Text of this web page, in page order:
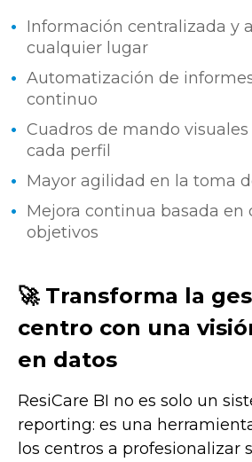
Información centralizada y
cualquier lugar
Automatización de
continuo
Cuadros de mando
cada perfil
Mayor agilidad en la toma
Mejora continua basada en
objetivos
🚀 Transforma la
centro con una
en datos
ResiCare BI no es solo un
reporting: es una
los centros a profesionalizar